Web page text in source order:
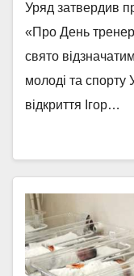
Уряд затвердив
«Про День
свято
молоді та спорту
відкриття Ігор…